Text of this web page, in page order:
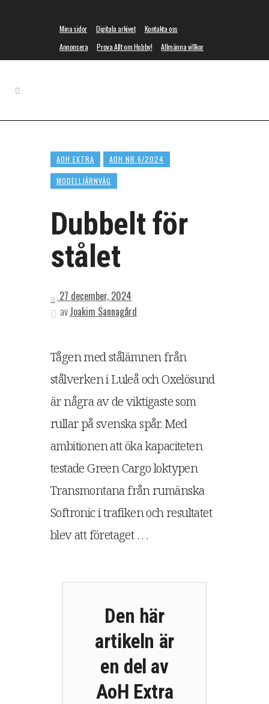
Mina sidor Digitala arkivet
Kontakta oss
Annonsera
Prova Allt om Hobby! Allmänna villkor
AOH EXTRA AOH NR 6/2024
MODELLJÄRNVÄG
Dubbelt för
stålet
27 december, 2024
avJoakim Sannagård
Tågen med stålämnen från
stålverken i Luleå och Oxelösund
är några av de viktigaste som
rullar på svenska spår. Med
ambitionen att öka kapaciteten
testade Green Cargo loktypen
Transmontana från rumänska
Softronic i trafiken och resultatet
blev att företaget . . .
Den här
artikeln är
en del av
AoH Extra